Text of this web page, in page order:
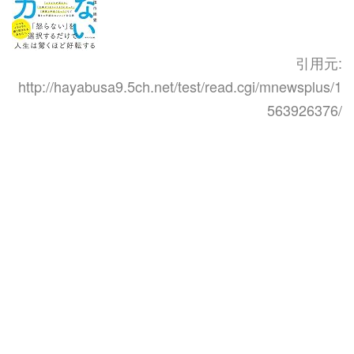
引用元:
http://hayabusa9.5ch.net/test/read.cgi/mnewsplus/1
563926376/